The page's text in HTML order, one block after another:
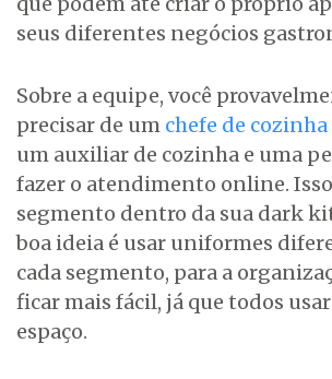
seus diferentes negócios
Sobre a equipe, você
precisar de um chefe de
um auxiliar de cozinha e uma
fazer o atendimento online.
segmento dentro da sua dark
boa ideia é usar uniformes
cada segmento, para a
ficar mais fácil, já que todos
espaço.